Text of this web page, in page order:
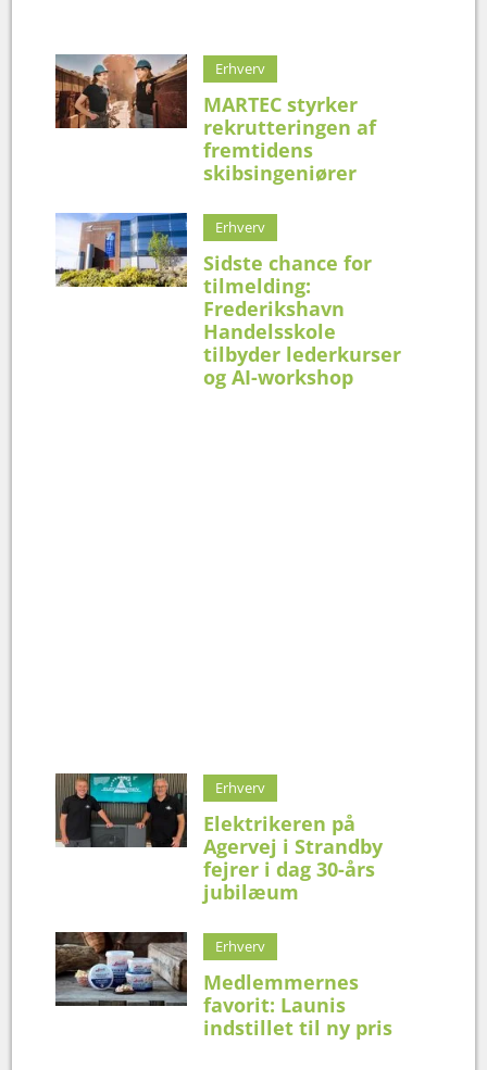
Erhverv
MARTEC styrker
rekrutteringen af
fremtidens
skibsingeniører
Erhverv
Sidste chance for
tilmelding:
Frederikshavn
Handelsskole
tilbyder lederkurser
og AI-workshop
Erhverv
Elektrikeren på
Agervej i Strandby
fejrer i dag 30-års
jubilæum
Erhverv
Medlemmernes
favorit: Launis
indstillet til ny pris